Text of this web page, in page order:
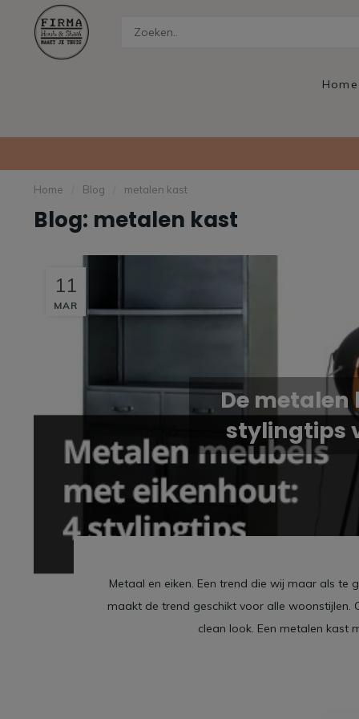
Home
Home Blog metalen kast
Blog: metalen kast
11
MAR
De
stylingtips
Metaal en eiken. Een trend die wij maar als
maakt de trend geschikt voor alle woonstijlen.
clean look. Een metalen kast